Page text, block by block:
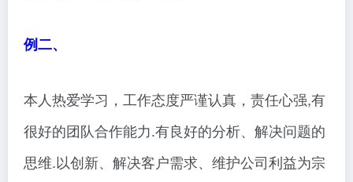
例二、
本人热爱学习，工作态度严谨认真，责任心强,有
很好的团队合作能力.有良好的分析、解决问题的
思维.以创新、解决客户需求、维护公司利益为宗